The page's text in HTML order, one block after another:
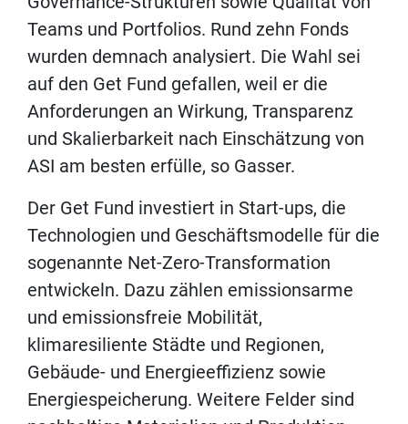
Teams und Portfolios. Rund zehn Fonds
wurden demnach analysiert. Die Wahl sei
auf den Get Fund gefallen, weil er die
Anforderungen an Wirkung, Transparenz
und Skalierbarkeit nach Einschätzung von
ASI am besten erfülle, so Gasser.
Der Get Fund investiert in Start-ups, die
Technologien und Geschäftsmodelle für die
sogenannte Net-Zero-Transformation
entwickeln. Dazu zählen emissionsarme
und emissionsfreie Mobilität,
klimaresiliente Städte und Regionen,
Gebäude- und Energieeffizienz sowie
Energiespeicherung. Weitere Felder sind